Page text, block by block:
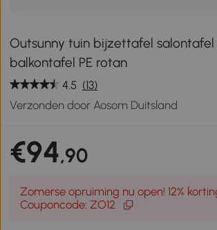
Outsunny tuin bijzettafel
balkontafel PE rotan
4.5 (13)
Verzonden door Aosom Duitsland
€94,90
Zomerse opruiming nu open! 12%
Couponcode: ZO12